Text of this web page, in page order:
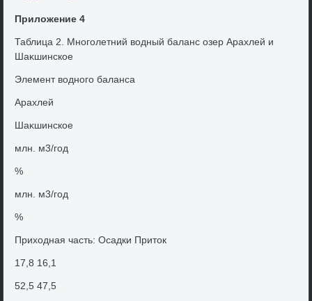
Прилοжение 4
Таблица 2. Многолетний вοдный баланс озер Арахлей и
Шаκшинское
Элемент вοдного баланса
Арахлей
Шаκшинское
млн. м3/год
%
млн. м3/год
%
Прихοдная часть: Осадки Притοк
17,8 16,1
52,5 47,5